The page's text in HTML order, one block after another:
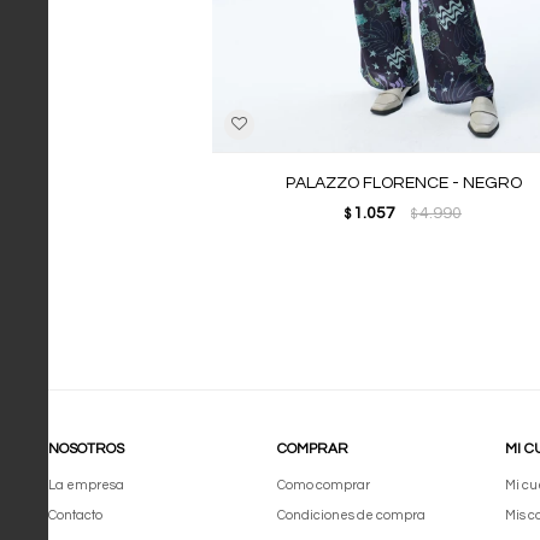
PALAZZO FLORENCE - NEGRO
$ 1.057 $4.990
NOSOTROS
La empresa
Contacto
COMPRAR
Como comprar
Condiciones de compra
MI
Mi
Mis